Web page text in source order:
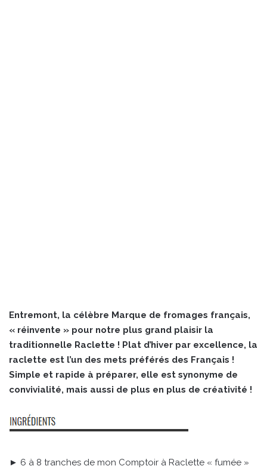
Entremont, la célèbre Marque de fromages français,
« réinvente » pour notre plus grand plaisir la
traditionnelle Raclette ! Plat d’hiver par excellence, la
raclette est l’un des mets préférés des Français !
Simple et rapide à préparer, elle est synonyme de
convivialité, mais aussi de plus en plus de créativité !
► 6 à 8 tranches de mon Comptoir à Raclette « fumée »